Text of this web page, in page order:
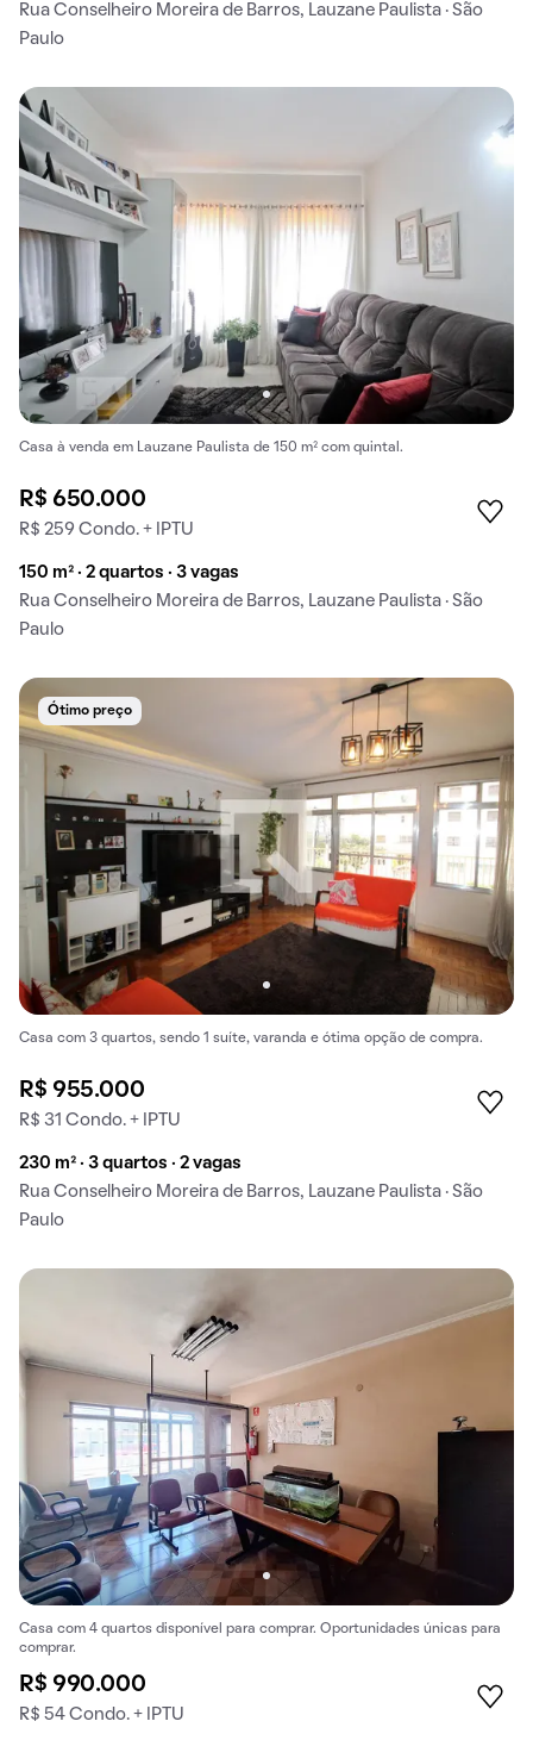
Rua Conselheiro Moreira de Barros, Lauzane Paulista · São
Paulo
Casa à venda em Lauzane Paulista de 150 m² com quintal.
R$ 650.000
R$ 259 Condo. + IPTU
150 m² · 2 quartos · 3 vagas
Rua Conselheiro Moreira de Barros, Lauzane Paulista · São
Paulo
Ótimo preço
Casa com 3 quartos, sendo 1 suíte, varanda e ótima opção de compra.
R$ 955.000
R$ 31 Condo. + IPTU
230 m² · 3 quartos · 2 vagas
Rua Conselheiro Moreira de Barros, Lauzane Paulista · São
Paulo
Casa com 4 quartos disponível para comprar. Oportunidades únicas para
comprar.
R$ 990.000
R$ 54 Condo. + IPTU